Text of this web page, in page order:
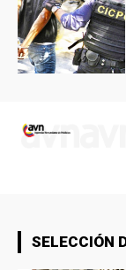
SELECCIÓN